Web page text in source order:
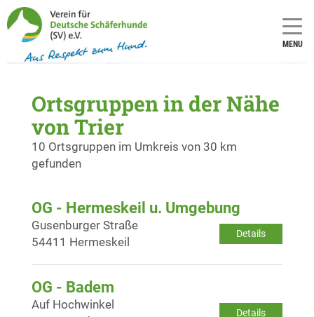
MENU
Ortsgruppen in der Nähe
von Trier
10 Ortsgruppen im Umkreis von 30 km
gefunden
OG - Hermeskeil u. Umgebung
Details
Gusenburger Straße
54411 Hermeskeil
OG - Badem
Details
Auf Hochwinkel